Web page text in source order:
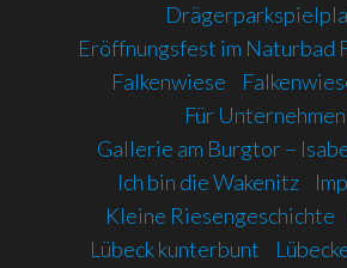
Eröffnungsfest im Naturbad
Falkenwiese
Für Unternehmen
Gallerie am Burgtor –
Ich bin die Wakenitz
Kleine Riesengeschichte
Lübeck kunterbunt